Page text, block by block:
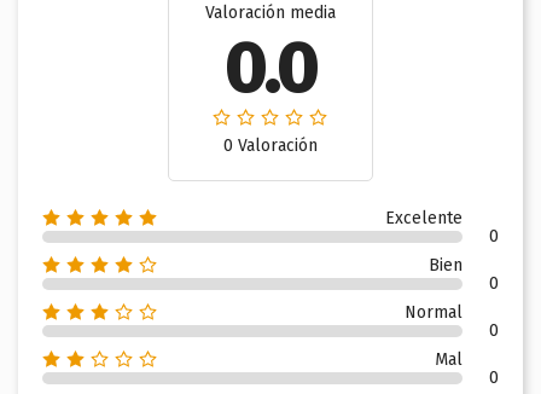
Valoración media
0.0
0 Valoración
Excelente
0
Bien
0
Normal
0
Mal
0